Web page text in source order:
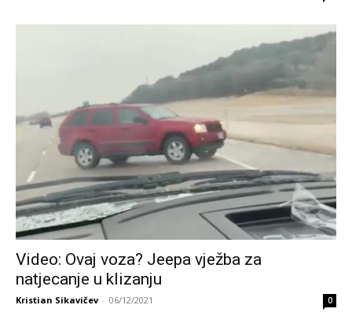
Video: Ovaj voza? Jeepa vježba za
natjecanje u klizanju
Kristian Sikavičev - 06/12/2021 0